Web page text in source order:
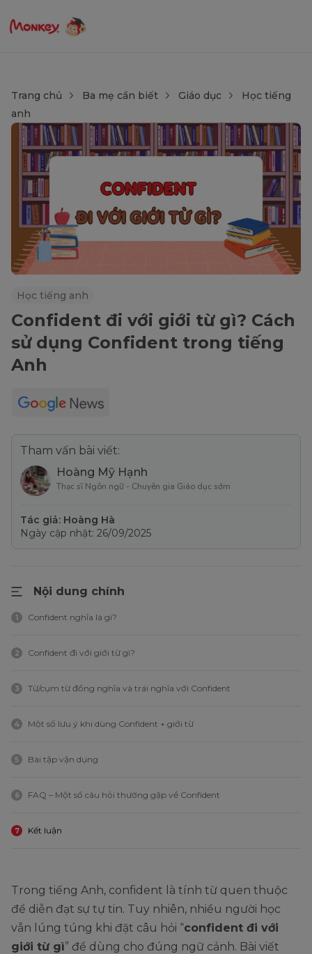
Trang chủ Ba mẹ cần biết Giáo dục
Học tiếng
anh
Học tiếng anh
Confident đi với giới từ gì? Cách
sử dụng Confident trong tiếng
Anh
Tham vấn bài viết:
Hoàng Mỹ Hạnh
Thạc sĩ Ngôn ngữ - Chuyên gia Giáo dục sớm
Tác giả: Hoàng Hà
Ngày cập nhật: 26/09/2025
Nội dung chính
1 Confident nghĩa là gì?
2 Confident đi với giới từ gì?
3 Từ/cụm từ đồng nghĩa và trái nghĩa với Confident
4 Một số lưu ý khi dùng Confident + giới từ
5 Bài tập vận dụng
6 FAQ – Một số câu hỏi thường gặp về Confident
7 Kết luận
Trong tiếng Anh, confident là tính từ quen thuộc
để diễn đạt sự tự tin. Tuy nhiên, nhiều người học
vẫn lúng túng khi đặt câu hỏi “confident đi với
giới từ gì” để dùng cho đúng ngữ cảnh. Bài viết